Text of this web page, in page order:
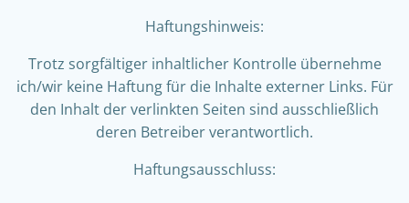
Haftungshinweis:
Trotz sorgfältiger inhaltlicher Kontrolle übernehme
ich/wir keine Haftung für die Inhalte externer Links. Für
den Inhalt der verlinkten Seiten sind ausschließlich
deren Betreiber verantwortlich.
Haftungsausschluss: